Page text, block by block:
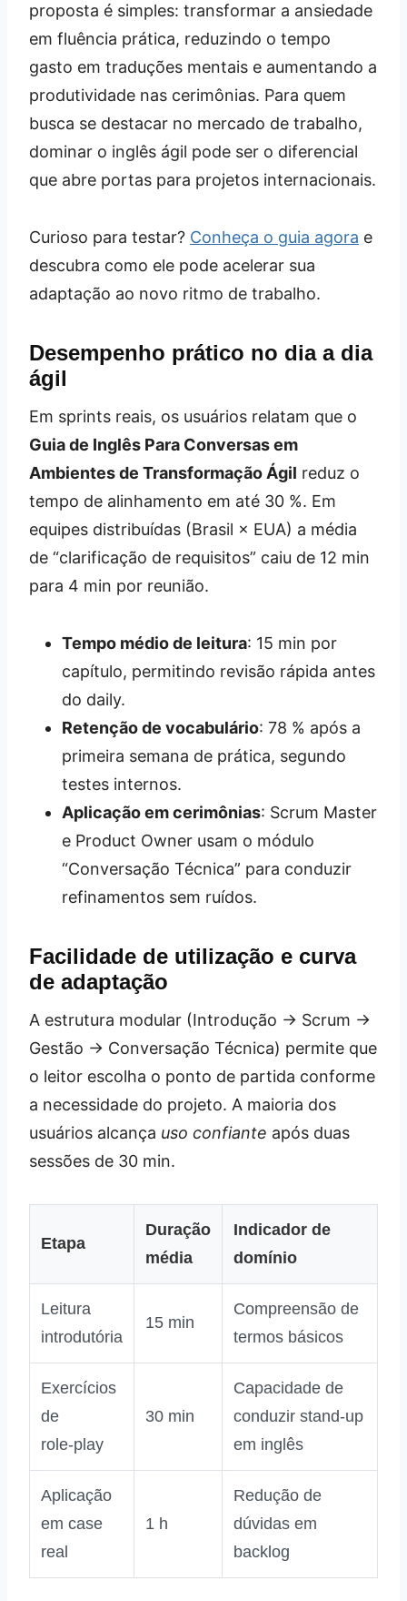
proposta é simples: transformar a ansiedade
em fluência prática, reduzindo o tempo
gasto em traduções mentais e aumentando a
produtividade nas cerimônias. Para quem
busca se destacar no mercado de trabalho,
dominar o inglês ágil pode ser o diferencial
que abre portas para projetos internacionais.
Curioso para testar? Conheça o guia agora e
descubra como ele pode acelerar sua
adaptação ao novo ritmo de trabalho.
Desempenho prático no dia a dia
ágil
Em sprints reais, os usuários relatam que o
Guia de Inglês Para Conversas em
Ambientes de Transformação Ágil reduz o
tempo de alinhamento em até 30 %. Em
equipes distribuídas (Brasil × EUA) a média
de “clarificação de requisitos” caiu de 12 min
para 4 min por reunião.
Tempo médio de leitura: 15 min por
capítulo, permitindo revisão rápida antes
do daily.
Retenção de vocabulário: 78 % após a
primeira semana de prática, segundo
testes internos.
Aplicação em cerimônias: Scrum Master
e Product Owner usam o módulo
“Conversação Técnica” para conduzir
refinamentos sem ruídos.
Facilidade de utilização e curva
de adaptação
A estrutura modular (Introdução → Scrum →
Gestão → Conversação Técnica) permite que
o leitor escolha o ponto de partida conforme
a necessidade do projeto. A maioria dos
usuários alcança uso confiante após duas
sessões de 30 min.
Etapa
Duração
média
Indicador de
domínio
Leitura
introdutória
15 min
Compreensão de
termos básicos
Exercícios
de
role‑play
30 min
Capacidade de
conduzir stand‑up
em inglês
Aplicação
em case
real
1 h
Redução de
dúvidas em
backlog